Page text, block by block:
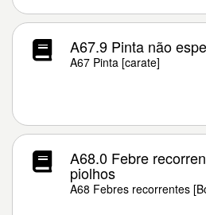
A67.9 Pinta não
A67 Pinta [carate]
A68.0 Febre
piolhos
A68 Febres recorrentes